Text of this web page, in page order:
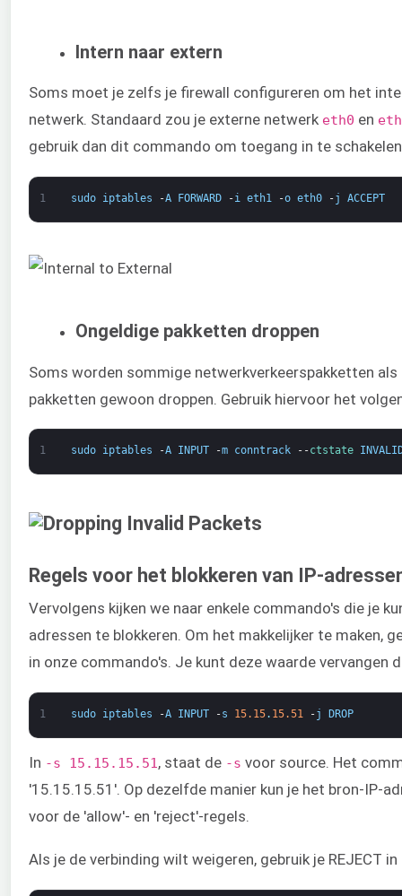
Intern naar extern
Soms moet je zelfs je firewall configureren om het
netwerk. Standaard zou je externe netwerk ​eth0 ​ en ​
gebruik dan dit commando om toegang in te
1 sudo iptables -A FORWARD -i eth1 -o eth0 -j ACCEPT
Ongeldige pakketten droppen
Soms worden sommige netwerkverkeerspakketten
pakketten gewoon droppen. Gebruik hiervoor het
1 sudo iptables -A INPUT -m conntrack --ctstate
Regels voor het blokkeren van IP-
Vervolgens kijken we naar enkele commando's die je
adressen te blokkeren. Om het makkelijker te maken,
in onze commando's. Je kunt deze waarde vervangen
1 sudo iptables -A INPUT -s 15.15. 15.51 -j DROP
In ​ -s 15.15.15.51 , ​​staat de ​ -s​ voor source. Het
'15.15.15.51'. Op dezelfde manier kun je het bron-IP-
voor de 'allow'- en 'reject'-regels.
Als je de verbinding wilt weigeren, gebruik je REJECT